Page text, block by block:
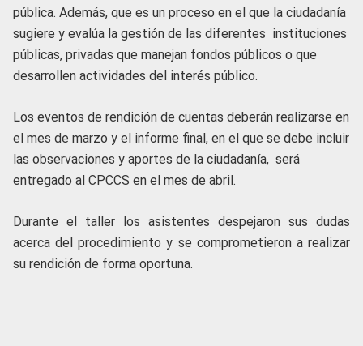
pública. Además, que es un proceso en el que la ciudadanía
sugiere y evalúa la gestión de las diferentes instituciones
públicas, privadas que manejan fondos públicos o que
desarrollen actividades del interés público.
Los eventos de rendición de cuentas deberán realizarse en
el mes de marzo y el informe final, en el que se debe incluir
las observaciones y aportes de la ciudadanía, será
entregado al CPCCS en el mes de abril.
Durante el taller los asistentes despejaron sus dudas
acerca del procedimiento y se comprometieron a realizar
su rendición de forma oportuna.